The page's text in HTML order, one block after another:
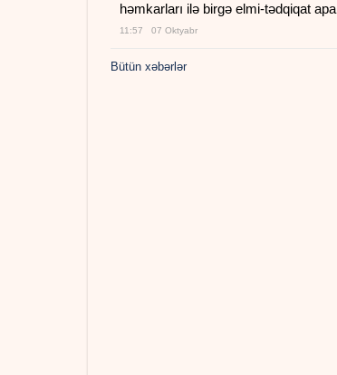
həmkarları ilə birgə elmi-tədqiqat
11:57 07 Oktyabr
Bütün xəbərlər